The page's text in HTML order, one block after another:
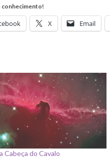
conhecimento!
X Email
Cabeça do Cavalo